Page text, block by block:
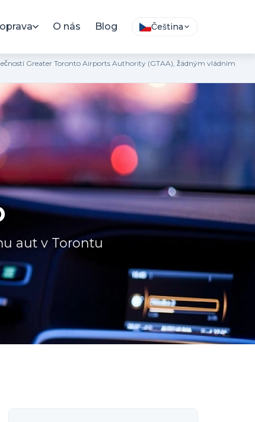
O nás Blog Čeština
Greater Toronto Airports Authority (GTAA), žádným vládním
aut v Torontu